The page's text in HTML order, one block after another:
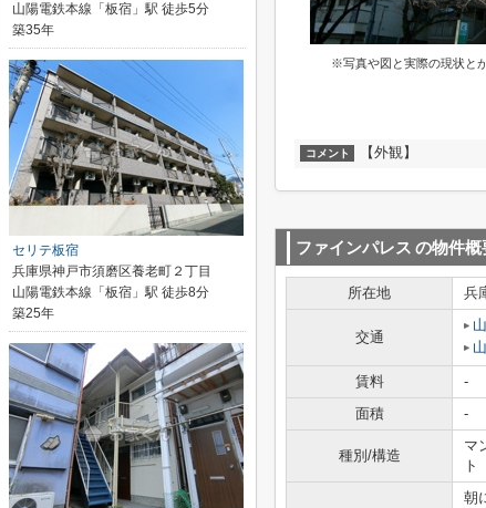
※写真や図と実際の現状と
コメント 【外観】
ファインパレス の物件概
所在地 兵
交通
賃料 -
面積
-
種別/構造
マ
ト
朝
山陽電鉄本線「板宿」駅 徒歩5分
築35年
セリテ板宿
兵庫県神戸市須磨区養老町２丁目
山陽電鉄本線「板宿」駅 徒歩8分
築25年